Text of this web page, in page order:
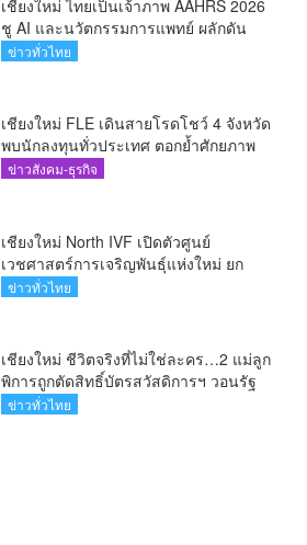
เชียงใหม่ ไทยเป็นเจ้าภาพ AAHRS 2026
ชู AI และนวัตกรรมการแพทย์ ผลักดัน
Medical Hub และศูนย์กลางปลูกผมแห่ง
ข่าวทั่วไทย
เชียงใหม่ FLE เดินสายโรดโชว์ 4 จังหวัด
พบนักลงทุนทั่วประเทศ ตอกย้ำศักยภาพ
ผู้นำธุรกิจระบบน้ำครบวงจร(คลิป)
ข่าวสังคม-ธุรกิจ
เชียงใหม่ North IVF เปิดตัวศูนย์
เวชศาสตร์การเจริญพันธุ์แห่งใหม่ ยก
ระดับเชียงใหม่สู่ ศูนย์กลางการรักษาผู้มี
ข่าวทั่วไทย
เชียงใหม่ ชีวิตจริงที่ไม่ใช่ละคร…2 แม่ลูก
พิการถูกตัดสิทธิ์บัตรสวัสดิการฯ วอนรัฐ
ทบทวนเกณฑ์ช่วยคนจน(คลิป)
ข่าวทั่วไทย